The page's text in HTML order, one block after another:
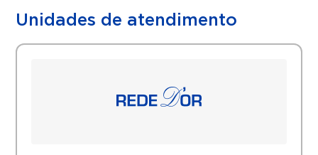
Unidades de atendimento